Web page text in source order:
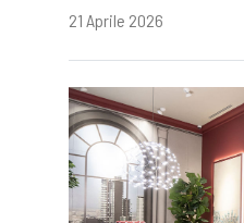
21 Aprile 2026